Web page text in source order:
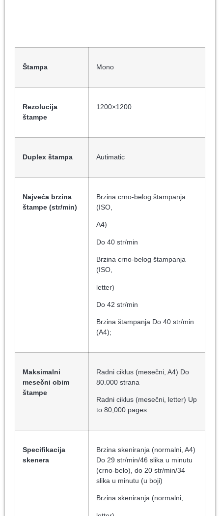
Štampa Mono
Rezolucija
štampe
1200×1200
Duplex štampa Autimatic
Najveća brzina
štampe (str/min)
Brzina crno-belog štampanja
(ISO,
A4)
Do 40 str/min
Brzina crno-belog štampanja
(ISO,
letter)
Do 42 str/min
Brzina štampanja Do 40 str/min
(A4);
Maksimalni
mesečni obim
štampe
Radni ciklus (mesečni, A4) Do
80.000 strana
Radni ciklus (mesečni, letter) Up
to 80,000 pages
Specifikacija
skenera
Brzina skeniranja (normalni, A4)
Do 29 str/min/46 slika u minutu
(crno-belo), do 20 str/min/34
slika u minutu (u boji)
Brzina skeniranja (normalni,